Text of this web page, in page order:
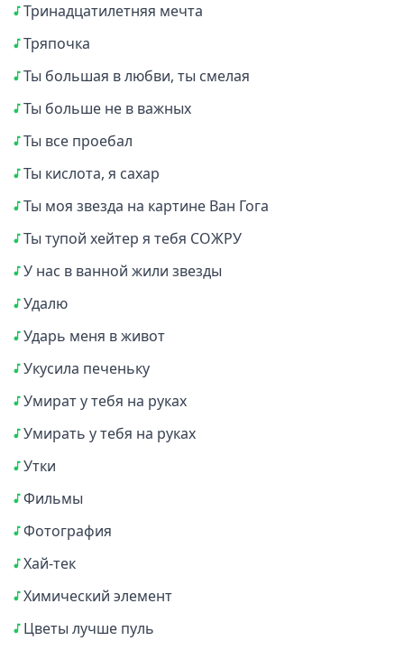
Тринадцатилетняя мечта
Тряпочка
Ты большая в любви, ты смелая
Ты больше не в важных
Ты все проебал
Ты кислота, я сахар
Ты моя звезда на картине Ван Гога
Ты тупой хейтер я тебя СОЖРУ
У нас в ванной жили звезды
Удалю
Ударь меня в живот
Укусила печеньку
Умират у тебя на руках
Умирать у тебя на руках
Утки
Фильмы
Фотография
Хай-тек
Химический элемент
Цветы лучше пуль